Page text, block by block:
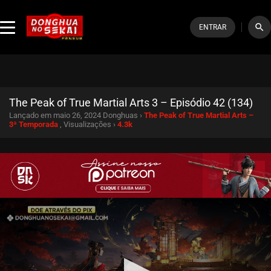
ENTRAR search
The Peak of True Martial Arts 3 – Episódio 42 (134)
Lançado em maio 26, 2024 Donghuas › The Peak of True Martial Arts –
3ª Temporada , Visualizações › 4.3k